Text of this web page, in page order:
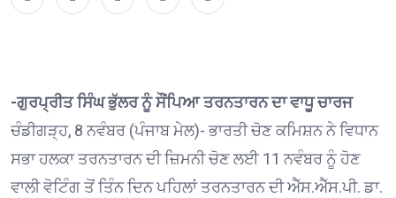
-ਗੁਰਪ੍ਰੀਤ ਸਿੰਘ ਭੁੱਲਰ ਨੂੰ ਸੌਂਪਿਆ ਤਰਨਤਾਰਨ ਦਾ ਵਾਧੂ ਚਾਰਜ
ਚੰਡੀਗੜ੍ਹ, 8 ਨਵੰਬਰ (ਪੰਜਾਬ ਮੇਲ)- ਭਾਰਤੀ ਚੋਣ ਕਮਿਸ਼ਨ ਨੇ ਵਿਧਾਨ
ਸਭਾ ਹਲਕਾ ਤਰਨਤਾਰਨ ਦੀ ਜ਼ਿਮਨੀ ਚੋਣ ਲਈ 11 ਨਵੰਬਰ ਨੂੰ ਹੋਣ
ਵਾਲੀ ਵੋਟਿੰਗ ਤੋਂ ਤਿੰਨ ਦਿਨ ਪਹਿਲਾਂ ਤਰਨਤਾਰਨ ਦੀ ਐੱਸ.ਐੱਸ.ਪੀ. ਡਾ.